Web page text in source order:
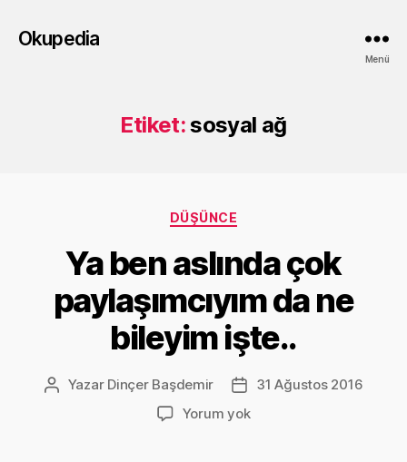
Okupedia
Menü
Etiket:sosyal ağ
Kategoriler
DÜŞÜNCE
Ya ben aslında çok
paylaşımcıyım da ne
bileyim işte..
Yazının
Yazar Dinçer Başdemir
Yazı
tarihi
31 Ağustos 2016
Yorum yokYa